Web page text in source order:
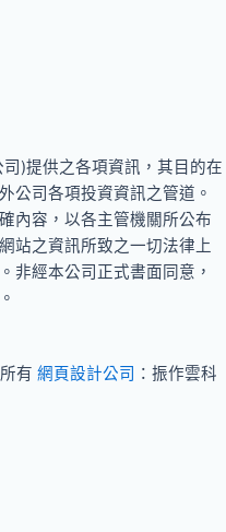
)提供之各項資訊，其目的在
公司各項投資資訊之管道。
內容，以各主管機關所公布
站之資訊所致之一切法律上
非經本公司正式書面同意，
有 網頁設計公司 ：振作雲科